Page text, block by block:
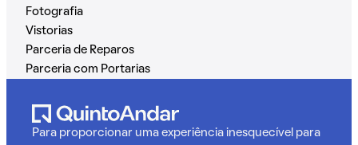
Fotografia
Vistorias
Parceria de Reparos
Parceria com Portarias
Para proporcionar uma experiência inesquecível para